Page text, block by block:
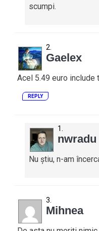
scumpi.
Gaelex
Acel 5.49 euro include
REPLY
nwradu
Nu știu, n-am
Mihnea